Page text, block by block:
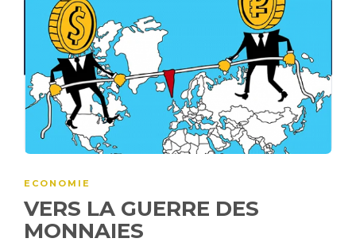
ECONOMIE
VERS LA GUERRE DES
MONNAIES